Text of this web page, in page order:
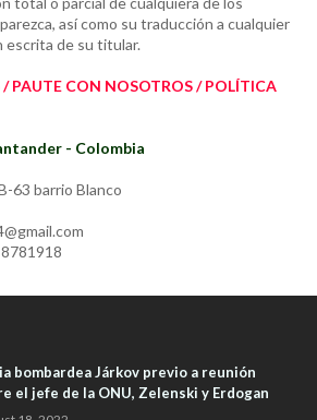
así como su traducción a cualquier
escrita de su titular.
/ PAUTE CON NOSOTROS / POLÍTICA
- Colombia
63 barrio Blanco
bombardea Járkov previo a reunión
el jefe de la ONU, Zelenski y Erdogan